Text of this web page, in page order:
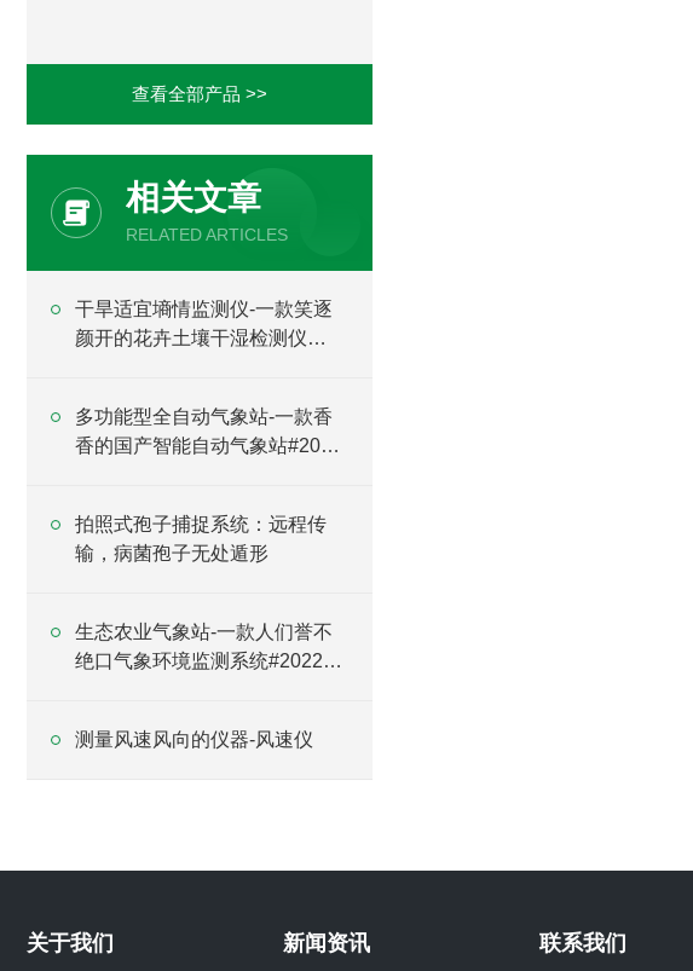
查看全部产品 >>
相关文章
RELATED ARTICLES
干旱适宜墒情监测仪-一款笑逐
颜开的花卉土壤干湿检测仪
多功能型全自动气象站-一款香
香的国产智能自动气象站#2023
拍照式孢子捕捉系统：远程传
输，病菌孢子无处遁形
生态农业气象站-一款人们誉不
绝口气象环境监测系统#2022已
测量风速风向的仪器-风速仪
关于我们 新闻资讯 联系我们